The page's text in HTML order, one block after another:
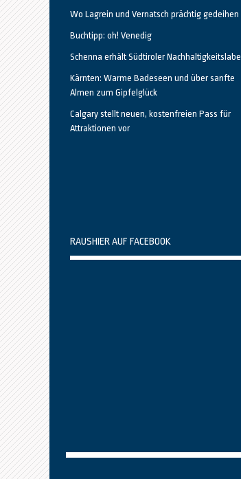
Wo Lagrein und Vernatsch prächtig gedeihen
Buchtipp: oh! Venedig
Schenna erhält Südtiroler Nachhaltigkeitslabel
Kärnten: Warme Badeseen und über sanfte
Almen zum Gipfelglück
Calgary stellt neuen, kostenfreien Pass für
Attraktionen vor
RAUSHIER AUF FACEBOOK